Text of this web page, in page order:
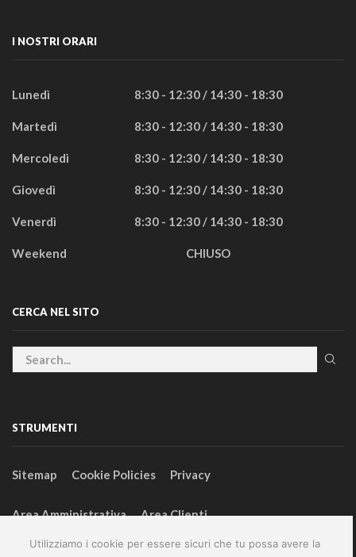
Utilizziamo i cookie per essere sicuri che tu possa avere la
I NOSTRI ORARI
Lunedì 8:30 - 12:30 / 14:30 - 18:30
Martedì 8:30 - 12:30 / 14:30 - 18:30
Mercoledì 8:30 - 12:30 / 14:30 - 18:30
Giovedì 8:30 - 12:30 / 14:30 - 18:30
Venerdì 8:30 - 12:30 / 14:30 - 18:30
Weekend CHIUSO
CERCA NEL SITO
STRUMENTI
Sitemap Cookie Policies Privacy
Area Amministrativa Area Clienti